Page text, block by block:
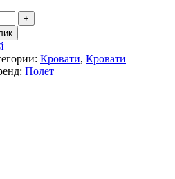
Кровати, Кровати
Полет